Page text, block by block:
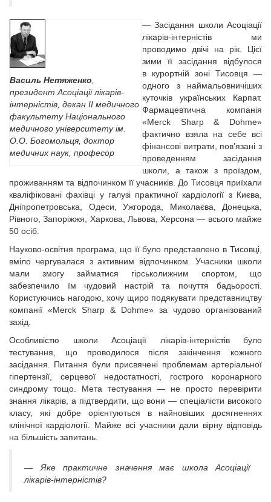
Василь Нетяженко
президент Асоціації лікарів-
інтерністів, декан ІІ медичного
факультету Національного
медичного університету ім.
О.О. Богомольця, доктор
медичних наук, професор
— Засідання школи Асоціації
лікарів-інтерністів ми
проводимо двічі на рік. Цієї
зими її засідання відбулося
в курортній зоні Тисовця —
одного з наймальовничіших
куточків українських Карпат.
Фармацевтична компанія
«Merck Sharp & Dohme»
фактично взяла на себе всі
фінансові витрати, пов’язані з
проведенням засідання
школи, а також з проїздом,
проживанням та відпочинком її учасників. До Тисовця приїхали
кваліфіковані фахівці у галузі практичної кардіології з Києва,
Дніпропетровська, Одеси, Ужгорода, Миколаєва, Донецька,
Рівного, Запоріжжя, Харкова, Львова, Херсона — всього майже
50 осіб.
Науково-освітня програма, що її було представлено в Тисовці,
вміло чергувалася з активним відпочинком. Учасники школи
мали змогу займатися гірськолижним спортом, що
забезпечило їм чудовий настрій та почуття бадьорості.
Користуючись нагодою, хочу щиро подякувати представництву
компанії «Merck Sharp & Dohme» за чудово організований
захід.
Особливістю школи Асоціації лікарів-інтерністів було
тестування, що проводилося після закінчення кожного
засідання. Питання були присвячені проблемам артеріальної
гіпертензії, серцевої недостатності, гострого коронарного
синдрому тощо. Мета тестування — не просто перевірити
знання лікарів, а підтвердити, що вони — спеціалісти високого
класу, які добре орієнтуються в найновіших досягненнях
клінічної кардіології. Майже всі учасники дали вірну відповідь
на більшість запитань.
— Яке практичне значення має школа Асоціації
лікарів-інтерністів?